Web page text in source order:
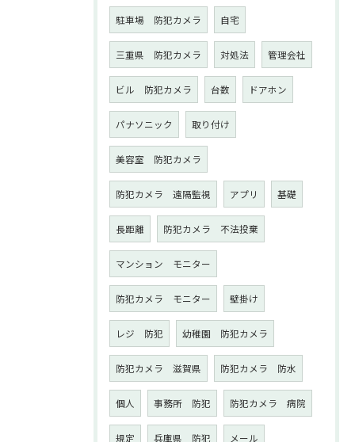
駐車場 防犯カメラ 自宅
三重県 防犯カメラ 対処法 管理会社
ビル 防犯カメラ 台数 ドアホン
パナソニック 取り付け
美容室 防犯カメラ
防犯カメラ 遠隔監視 アプリ 基礎
長距離 防犯カメラ 不法投棄
マンション モニター
防犯カメラ モニター 壁掛け
レジ 防犯 幼稚園 防犯カメラ
防犯カメラ 滋賀県 防犯カメラ 防水
個人 事務所 防犯 防犯カメラ 病院
規定 兵庫県 防犯 メール